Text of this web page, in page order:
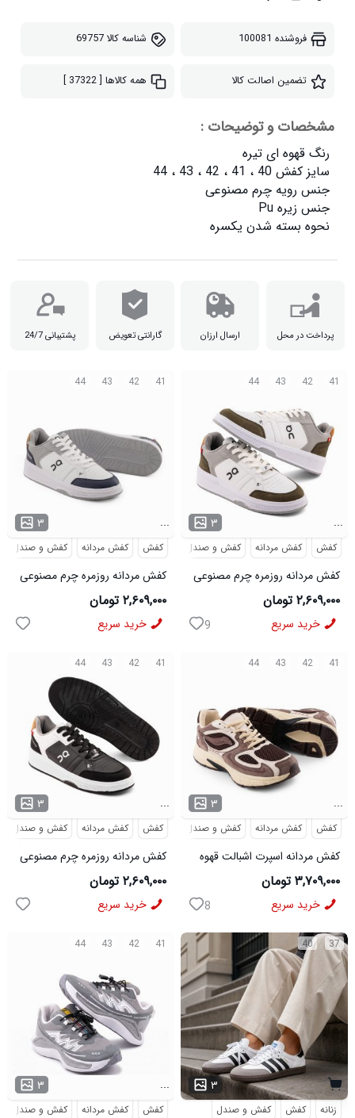
فروشنده 100081 شناسه کالا69757
تضمین اصالت کالا همه کالاها [ 37322 ]
مشخصات و توضیحات :
نحوه بسته شدن یکسره
پرداخت در محل ارسال ارزان گارانتی تعویض پشتیبانی 24/7
41
42
43
44
۳ ...
کفش کفش مردانه کفش و صندل
کفش مردانه روزمره چرم مصنوعی
50918
۲,۶۰۹,۰۰۰ تومان
خرید سریع
41
42
43
44
۳ ...
کفش کفش مردانه کفش و صندل
کفش مردانه روزمره چرم مصنوعی
50919
۲,۶۰۹,۰۰۰ تومان
خرید سریع 9
41
42
43
44
۳ ...
کفش کفش مردانه کفش و صندل
کفش مردانه روزمره چرم مصنوعی
50920
۲,۶۰۹,۰۰۰ تومان
خرید سریع
41
42
43
44
۳ ...
کفش کفش مردانه کفش و صندل
کفش مردانه اسپرت اشبالت قهوه
ای Saucony مدل 50786
۳,۷۰۹,۰۰۰ تومان
خرید سریع 8
41
42
43
44
۳ ...
کفش کفش مردانه کفش و صندل
37
40
۳
زنانه کفش کفش و صندل